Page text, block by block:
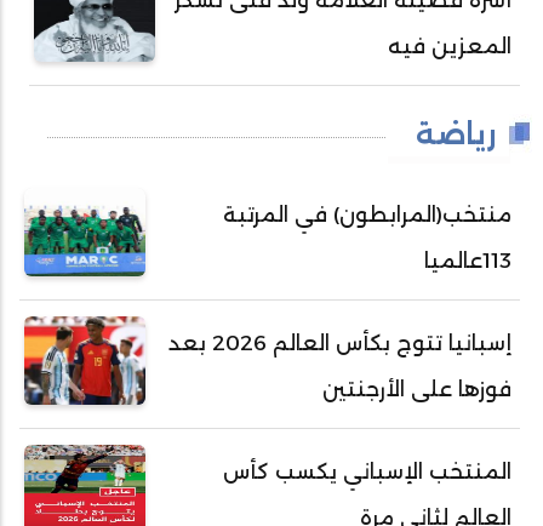
المعزين فيه
رياضة
منتخب(المرابطون) في المرتبة
113عالميا
إسبانيا تتوج بكأس العالم 2026 بعد
فوزها على الأرجنتين
المنتخب الإسباني يكسب كأس
العالم لثاني مرة